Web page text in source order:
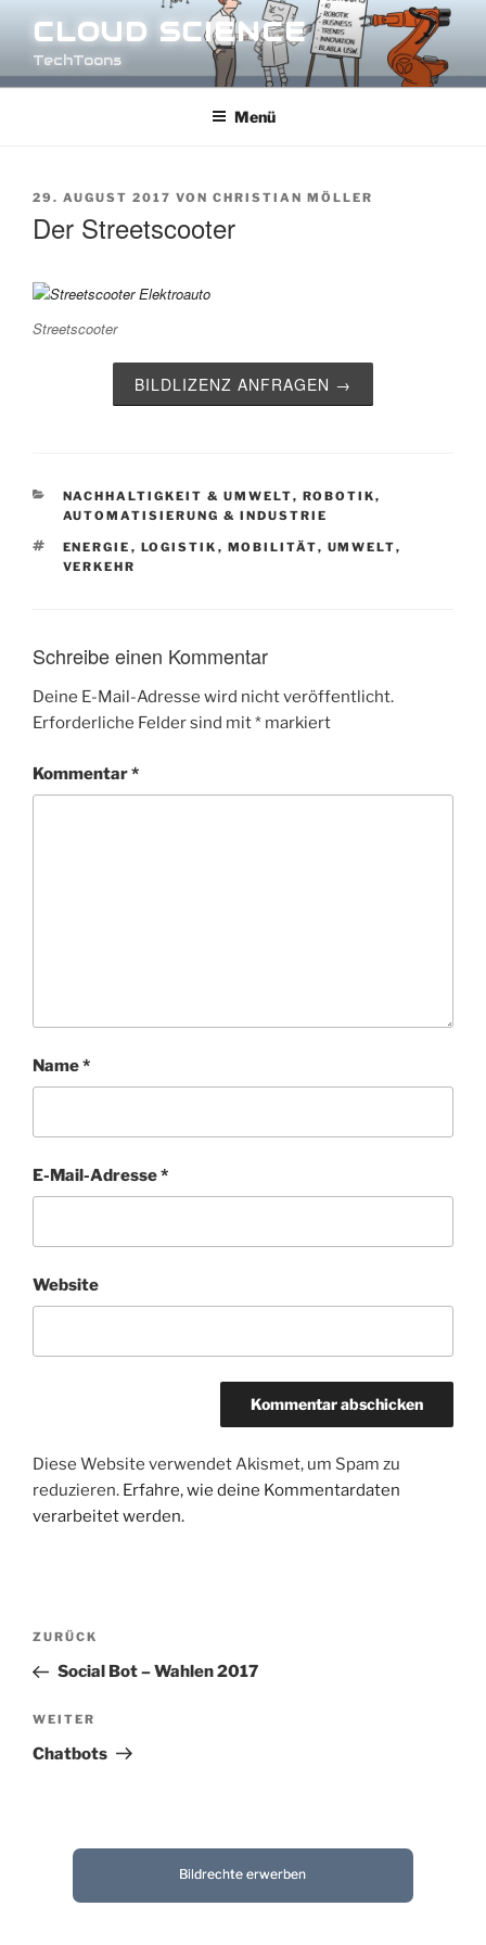
Inhalt
springen
CLOUD SCIENCE
TechToons
Menü
VERÖFFENTLICHT
29. AUGUST 2017 VON CHRISTIAN MÖLLER
Der Streetscooter
Streetscooter
BILDLIZENZ ANFRAGEN →
KATEGORIEN
NACHHALTIGKEIT & UMWELT, ROBOTIK,
AUTOMATISIERUNG & INDUSTRIE
SCHLAGWÖRTER
ENERGIE , LOGISTIK , MOBILITÄT, UMWELT,
VERKEHR
Schreibe einen Kommentar
Deine E-Mail-Adresse wird nicht veröffentlicht.
Erforderliche Felder sind mit* markiert
Kommentar*
Name*
E-Mail-Adresse*
Website
Diese Website verwendet Akismet, um Spam zu
reduzieren. Erfahre, wie deine Kommentardaten
verarbeitet werden.
Beitragsnavigation
Vorheriger
Beitrag
ZURÜCK
Social Bot – Wahlen 2017
Nächster
Beitrag
WEITER
Chatbots
Bildrechte erwerben